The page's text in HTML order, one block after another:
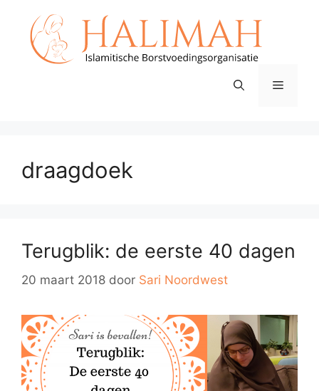
Menu
draagdoek
Terugblik: de eerste 40 dagen
20 maart 2018 door Sari Noordwest